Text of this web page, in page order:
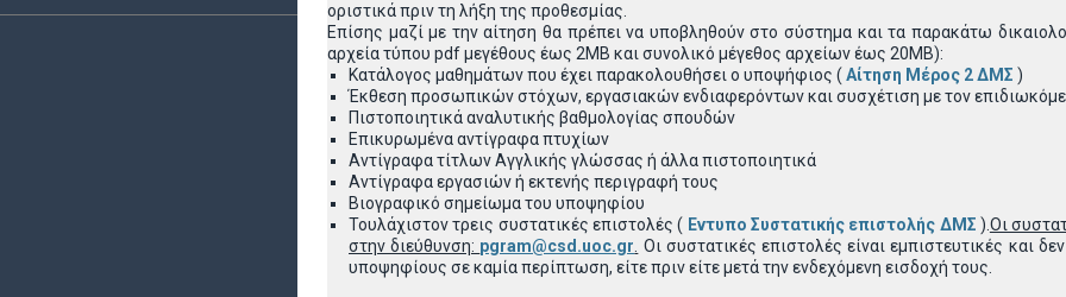
οριστικά πριν τη λήξη της προθεσμίας.
Επίσης μαζί με την αίτηση θα πρέπει να υποβληθούν στο σύστημα και τα παρακάτω
αρχεία τύπου pdf μεγέθους έως 2ΜΒ και συνολικό μέγεθος αρχείων έως 20ΜΒ):
Κατάλογος μαθημάτων που έχει παρακολουθήσει ο υποψήφιος ( Αίτηση Μέρος 2 ΔΜΣ )
Έκθεση προσωπικών στόχων, εργασιακών ενδιαφερόντων και συσχέτιση με τον
Πιστοποιητικά αναλυτικής βαθμολογίας σπουδών
Επικυρωμένα αντίγραφα πτυχίων
Αντίγραφα τίτλων Αγγλικής γλώσσας ή άλλα πιστοποιητικά
Αντίγραφα εργασιών ή εκτενής περιγραφή τους
Βιογραφικό σημείωμα του υποψηφίου
Τουλάχιστον τρεις συστατικές επιστολές ( Εντυπο Συστατικής επιστολής ΔΜΣ ). Οι
στην διεύθυνση: pgram@csd.uoc.gr Οι συστατικές επιστολές είναι εμπιστευτικές και
υποψηφίους σε καμία περίπτωση, είτε πριν είτε μετά την ενδεχόμενη εισδοχή τους.